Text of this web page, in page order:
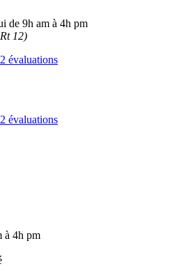
de 9h am à 4h pm
12)
évaluations
évaluations
à 4h pm